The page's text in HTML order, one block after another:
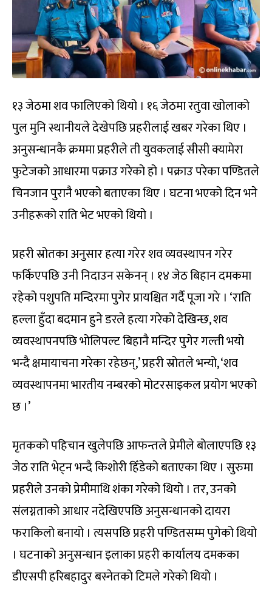
१३ जेठमा शव फालिएको थियो । १६ जेठमा रतुवा खोलाको
पुल मुनि स्थानीयले देखेपछि प्रहरीलाई खबर गरेका थिए ।
अनुसन्धानकै क्रममा प्रहरीले ती युवकलाई सीसी क्यामेरा
फुटेजको आधारमा पक्राउ गरेको हो । पक्राउ परेका पण्डितले
चिनजान पुरानै भएको बताएका थिए । घटना भएको दिन भने
उनीहरूको राति भेट भएको थियो ।
प्रहरी स्रोतका अनुसार हत्या गरेर शव व्यवस्थापन गरेर
फर्किएपछि उनी निदाउन सकेनन् । १४ जेठ बिहान दमकमा
रहेको पशुपति मन्दिरमा पुगेर प्रायश्चित गर्दै पूजा गरे । ‘राति
हल्ला हुँदा बदमान हुने डरले हत्या गरेको देखिन्छ, शव
व्यवस्थापनपछि भोलिपल्ट बिहानै मन्दिर पुगेर गल्ती भयो
भन्दै क्षमायाचना गरेका रहेछन्,’ प्रहरी स्रोतले भन्यो, ‘शव
व्यवस्थापनमा भारतीय नम्बरको मोटरसाइकल प्रयोग भएको
छ ।’
मृतकको पहिचान खुलेपछि आफन्तले प्रेमीले बोलाएपछि १३
जेठ राति भेट्न भन्दै किशोरी हिँडेको बताएका थिए । सुरुमा
प्रहरीले उनको प्रेमीमाथि शंका गरेको थियो । तर, उनको
संलग्नताको आधार नदेखिएपछि अनुसन्धानको दायरा
फराकिलो बनायो । त्यसपछि प्रहरी पण्डितसम्म पुगेको थियो
। घटनाको अनुसन्धान इलाका प्रहरी कार्यालय दमकका
डीएसपी हरिबहादुर बस्नेतको टिमले गरेको थियो ।